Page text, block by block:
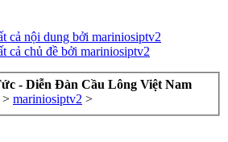
cả nội dung bởi mariniosiptv2
cả chủ đề bởi mariniosiptv2
- Diễn Đàn Cầu Lông Việt Nam
> mariniosiptv2 >